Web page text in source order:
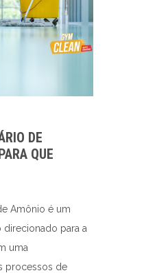
DE
QUE
Amônio é um
direcionado para a
uma
processos de